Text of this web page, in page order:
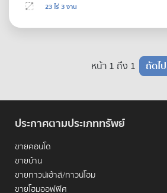
23 ไร่ 3 งาน
หน้า 1 ถึง 1 ถัดไป
ประกาศตามประเภททรัพย์
ขายคอนโด
ขายบ้าน
ขายทาวน์เฮ้าส์/ทาวน์โฮม
ขายโฮมออฟฟิศ